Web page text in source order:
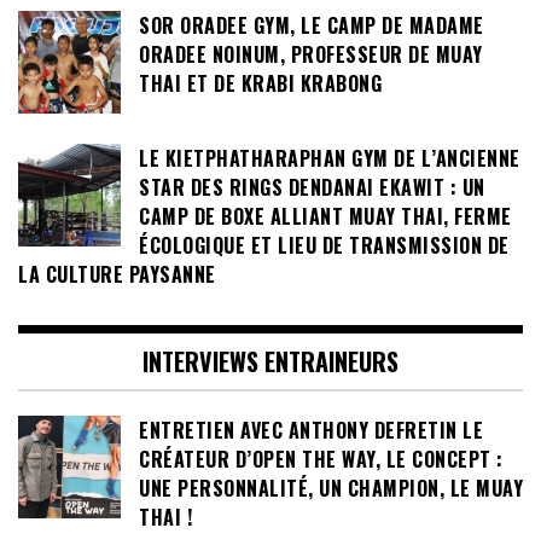
SOR ORADEE GYM, LE CAMP DE MADAME
ORADEE NOINUM, PROFESSEUR DE MUAY
THAI ET DE KRABI KRABONG
LE KIETPHATHARAPHAN GYM DE L’ANCIENNE
STAR DES RINGS DENDANAI EKAWIT : UN
CAMP DE BOXE ALLIANT MUAY THAI, FERME
ÉCOLOGIQUE ET LIEU DE TRANSMISSION DE
LA CULTURE PAYSANNE
INTERVIEWS ENTRAINEURS
ENTRETIEN AVEC ANTHONY DEFRETIN LE
CRÉATEUR D’OPEN THE WAY, LE CONCEPT :
UNE PERSONNALITÉ, UN CHAMPION, LE MUAY
THAI !